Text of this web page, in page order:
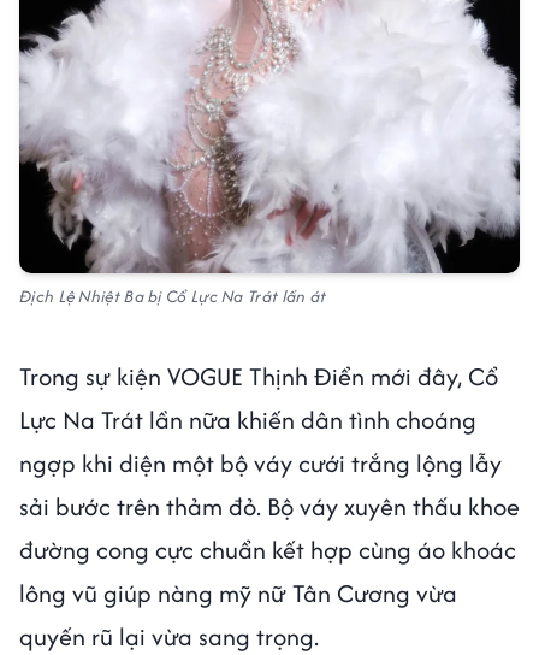
Địch Lệ Nhiệt Ba bị Cổ Lực Na Trát lấn át
Trong sự kiện VOGUE Thịnh Điển mới đây, Cổ
Lực Na Trát lần nữa khiến dân tình choáng
ngợp khi diện một bộ váy cưới trắng lộng lẫy
sải bước trên thảm đỏ. Bộ váy xuyên thấu khoe
đường cong cực chuẩn kết hợp cùng áo khoác
lông vũ giúp nàng mỹ nữ Tân Cương vừa
quyến rũ lại vừa sang trọng.